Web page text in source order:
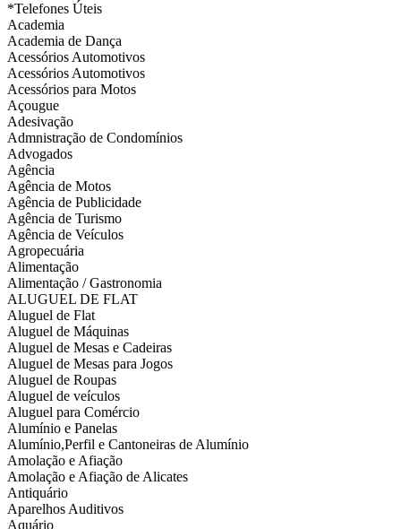
*Telefones Úteis
Academia
Academia de Dança
Acessórios Automotivos
Acessórios Automotivos
Acessórios para Motos
Açougue
Adesivação
Admnistração de Condomínios
Advogados
Agência
Agência de Motos
Agência de Publicidade
Agência de Turismo
Agência de Veículos
Agropecuária
Alimentação
Alimentação / Gastronomia
ALUGUEL DE FLAT
Aluguel de Flat
Aluguel de Máquinas
Aluguel de Mesas e Cadeiras
Aluguel de Mesas para Jogos
Aluguel de Roupas
Aluguel de veículos
Aluguel para Comércio
Alumínio e Panelas
Alumínio,Perfil e Cantoneiras de Alumínio
Amolação e Afiação
Amolação e Afiação de Alicates
Antiquário
Aparelhos Auditivos
Aquário